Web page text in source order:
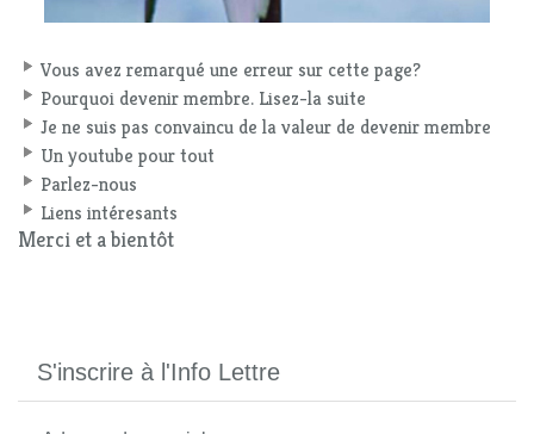
Vous avez remarqué une erreur sur cette page?
Pourquoi devenir membre. Lisez-la suite
Je ne suis pas convaincu de la valeur de devenir membre
Un youtube pour tout
Parlez-nous
Liens intéresants
Merci et a bientôt
S'inscrire à l'Info Lettre